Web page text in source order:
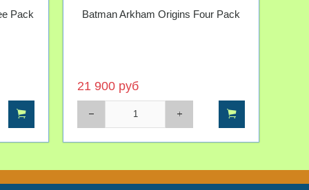
Pack
Batman Arkham Origins Four Pack
21 900 руб